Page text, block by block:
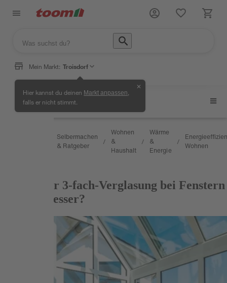
Mein Markt: Troisdorf
Hier kannst du deinen Markt anpassen
falls er nicht stimmt.
✕
Energieeffizientes Wohnen
Selbermachen
& Ratgeber
/
Wohnen
&
Haushalt
/
Wärme
&
Energie
/
Wohnen
2-fach oder 3-fach-Verglasung bei Fenstern
– was ist besser?